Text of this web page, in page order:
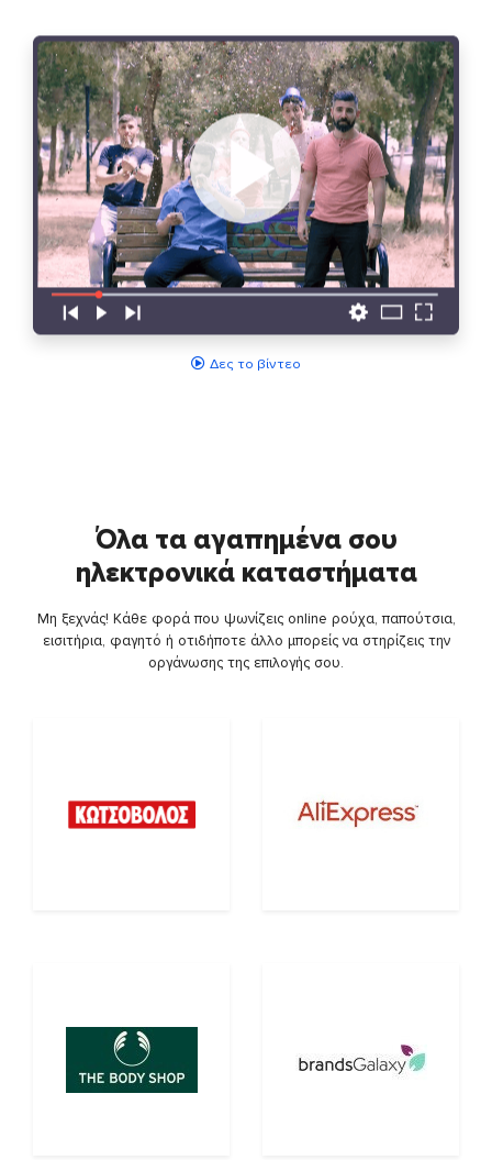
Δες το βίντεο
Όλα τα αγαπημένα σου
ηλεκτρονικά καταστήματα
Μη ξεχνάς! Κάθε φορά που ψωνίζεις online ρούχα, παπούτσια,
εισιτήρια, φαγητό ή οτιδήποτε άλλο μπορείς να στηρίζεις την
οργάνωσης της επιλογής σου.